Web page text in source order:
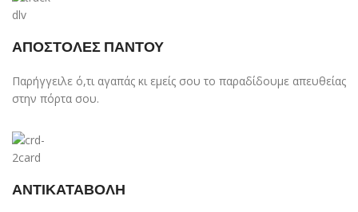
ΑΠΟΣΤΟΛΕΣ ΠΑΝΤΟΥ
Παρήγγειλε ό,τι αγαπάς κι εμείς σου το παραδίδουμε απευθείας
στην πόρτα σου.
ΑΝΤΙΚΑΤΑΒΟΛΗ